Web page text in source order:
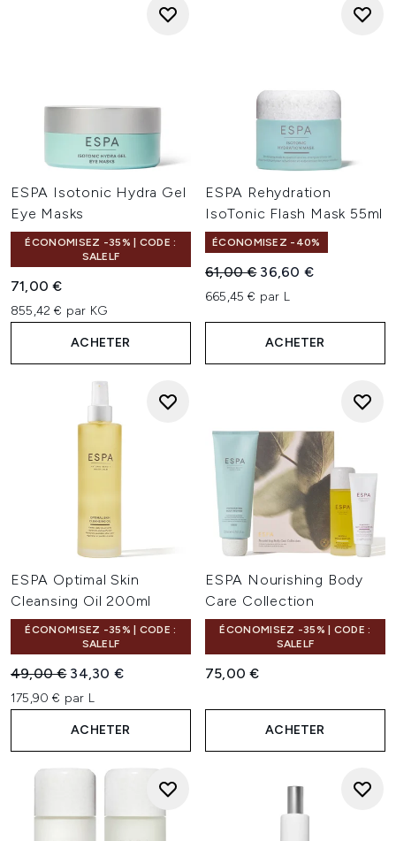
ESPA Isotonic Hydra Gel
Eye Masks
ÉCONOMISEZ -35% | CODE :
SALELF
71,00 €
855,42 € par KG
ACHETER
ESPA Rehydration
IsoTonic Flash Mask 55ml
ÉCONOMISEZ -40%
Prix de vente :
61,00 € Prix ​​actuel :
36,60 €
665,45 € par L
ACHETER
ESPA Optimal Skin
Cleansing Oil 200ml
ÉCONOMISEZ -35% | CODE :
SALELF
Prix de vente :
49,00 € Prix ​​actuel :
34,30 €
175,90 € par L
ACHETER
ESPA Nourishing Body
Care Collection
ÉCONOMISEZ -35% | CODE :
SALELF
75,00 €
ACHETER